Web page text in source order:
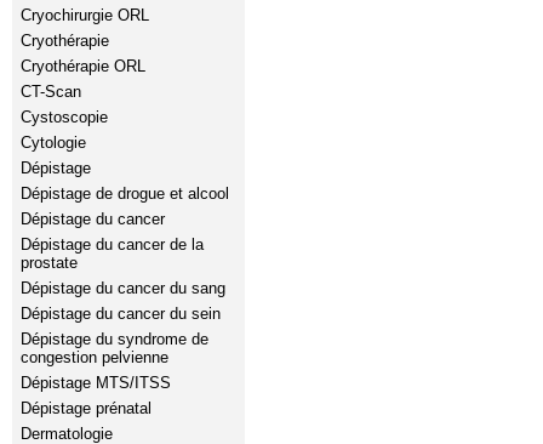
Cryochirurgie ORL
Cryothérapie
Cryothérapie ORL
CT-Scan
Cystoscopie
Cytologie
Dépistage
Dépistage de drogue et alcool
Dépistage du cancer
Dépistage du cancer de la
prostate
Dépistage du cancer du sang
Dépistage du cancer du sein
Dépistage du syndrome de
congestion pelvienne
Dépistage MTS/ITSS
Dépistage prénatal
Dermatologie